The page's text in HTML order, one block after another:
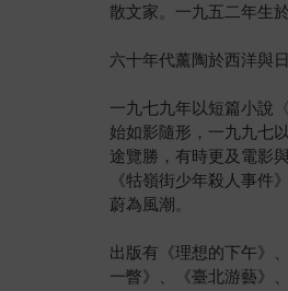
散文家。一九五二年生
六十年代薰陶於西洋與
一九七九年以短篇小說
始如影隨形，一九九七
途覽勝，有時更及電影
《牯嶺街少年殺人事
蔚為風潮。
出版有《理想的下午》
一瞥》、《臺北游藝》